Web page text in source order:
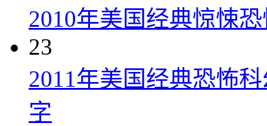
2010年美国经典惊悚
23
2011年美国经典恐怖
字